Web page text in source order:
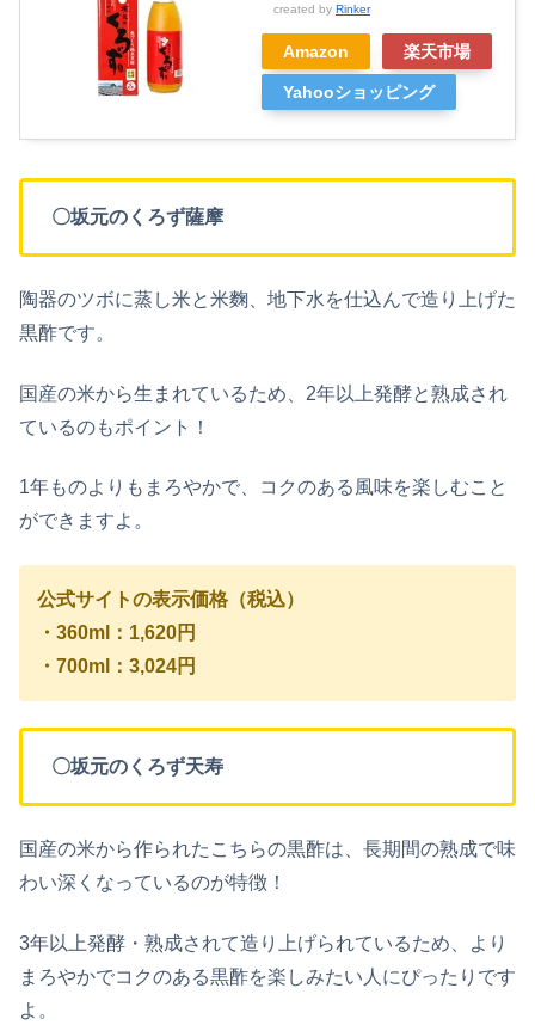
created by Rinker
Amazon 楽天市場
Yahooショッピング
〇坂元のくろず薩摩
陶器のツボに蒸し米と米麴 、地下水を仕込んで造り上げた
黒酢です。
国産の米から生まれているため、2年以上発酵と熟成され
ているのもポイント！
1年ものよりもまろやかで、コクのある風味を楽しむこと
ができますよ。
公式サイトの表示価格（税込）
・360ml：1,620円
・700ml：3,024円
〇坂元のくろず天寿
国産の米から作られたこちらの黒酢は、長期間の熟成で味
わい深くなっているのが特徴！
3年以上発酵・熟成されて造り上げられているため、より
まろやかでコクのある黒酢を楽しみたい人にぴったりです
よ。